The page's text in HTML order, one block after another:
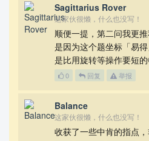
Sagittarius Rover
这家伙很懒，什么也没写！
顺便一提，第二问我更
是因为这个题坐标「易
是比用旋转等操作要短
0 回复 举报
Balance
这家伙很懒，什么也没写！
收获了一些中肯的指点，